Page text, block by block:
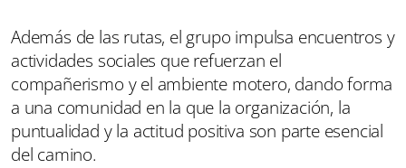
Además de las rutas, el grupo impulsa encuentros y
actividades sociales que refuerzan el
compañerismo y el ambiente motero, dando forma
a una comunidad en la que la organización, la
puntualidad y la actitud positiva son parte esencial
del camino.